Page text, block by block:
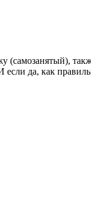
(самозанятый),
да, как